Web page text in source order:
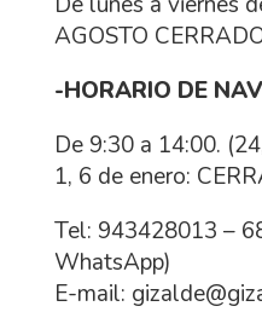
AGOSTO
-HORARIO DE
De 9:30 a 14:00.
1, 6 de enero:
Tel: 943428013 –
WhatsApp)
E-mail: